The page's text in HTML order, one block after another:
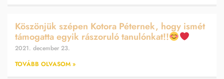
Köszönjük szépen Kotora Péternek, hogy ismét
támogatta egyik rászoruló tanulónkat!!
2021. december 23.
TOVÁBB OLVASOM »